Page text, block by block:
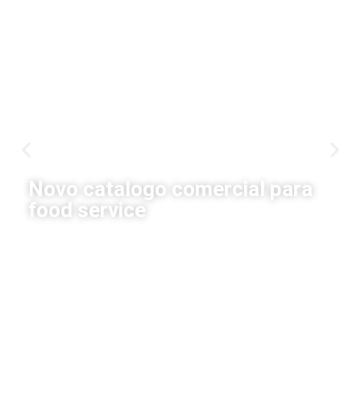
Novo catalogo comercial para
food service